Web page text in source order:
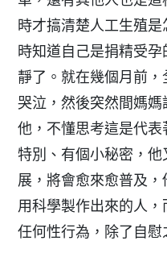
時才搞清楚人工生殖
時知道自己是捐精受
靜了。就在幾個月前
哭泣，然後突然間媽
他，不懂思考這是代
特別、有個小秘密，
展，將會愈來愈普及
用科學製作出來的人
任何性行為，除了自慰